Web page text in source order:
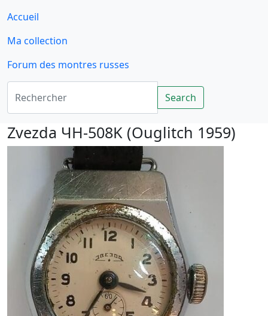
Accueil
Ma collection
Forum des montres russes
Rechercher
Search
Zvezda ЧH-508K (Ouglitch 1959)